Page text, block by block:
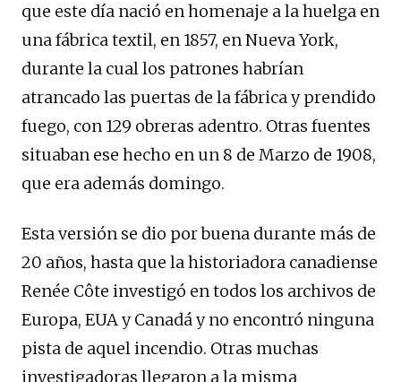
que este día nació en homenaje a la huelga en
una fábrica textil, en 1857, en Nueva York,
durante la cual los patrones habrían
atrancado las puertas de la fábrica y prendido
fuego, con 129 obreras adentro. Otras fuentes
situaban ese hecho en un 8 de Marzo de 1908,
que era además domingo.
Esta versión se dio por buena durante más de
20 años, hasta que la historiadora canadiense
Renée Côte investigó en todos los archivos de
Europa, EUA y Canadá y no encontró ninguna
pista de aquel incendio. Otras muchas
investigadoras llegaron a la misma